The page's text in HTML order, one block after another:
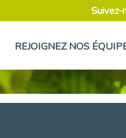
Suivez-
REJOIGNEZ NOS